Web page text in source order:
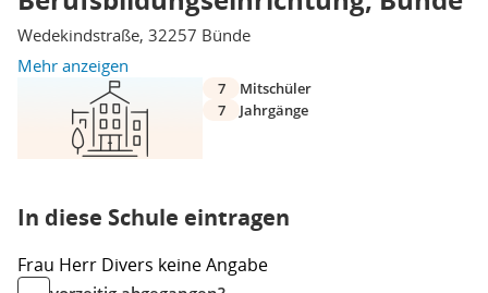
Wedekindstraße, 32257 Bünde
Mehr anzeigen
7
Mitschüler
7
Jahrgänge
In diese Schule eintragen
Frau Herr Divers keine Angabe